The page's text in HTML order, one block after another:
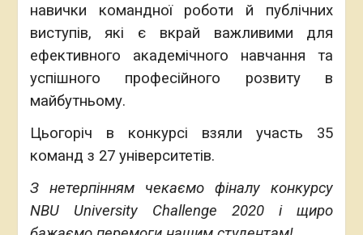
навички командної роботи й публічних
виступів, які є вкрай важливими для
ефективного академічного навчання та
успішного професійного розвиту в
майбутньому.
Цьогоріч в конкурсі взяли участь 35
команд з 27 університетів.
З нетерпінням чекаємо фіналу конкурсу
NBU University Сhallenge 2020 і щиро